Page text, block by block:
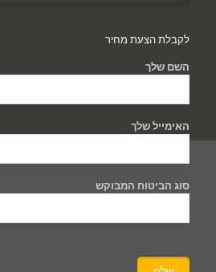
לקבלת הצעת מחיר
השם שלך
האימייל שלך
סוג הביטוח המבוקש